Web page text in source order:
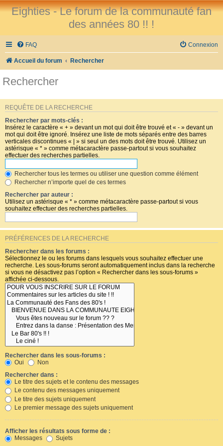
Eighties - Le forum de la communauté fan
des années 80 !! !
FAQ Connexion
Accueil du forum Rechercher
Rechercher
REQUÊTE DE LA RECHERCHE
Rechercher par mots-clés :
Insérez le caractère « + » devant un mot qui doit être trouvé et « - » devant un
mot qui doit être ignoré. Insérez une liste de mots séparés entre des barres
verticales discontinues « | » si seul un des mots doit être trouvé. Utilisez un
astérisque « * » comme métacaractère passe-partout si vous souhaitez
effectuer des recherches partielles.
Rechercher tous les termes ou utiliser une question comme élément
Rechercher n’importe quel de ces termes
Rechercher par auteur :
Utilisez un astérisque « * » comme métacaractère passe-partout si vous
souhaitez effectuer des recherches partielles.
PRÉFÉRENCES DE LA RECHERCHE
Rechercher dans les forums :
Sélectionnez le ou les forums dans lesquels vous souhaitez effectuer une
recherche. Les sous-forums seront automatiquement inclus dans la recherche
si vous ne désactivez pas l’option « Rechercher dans les sous-forums »
affichée ci-dessous.
Rechercher dans les sous-forums :
Oui
Non
Rechercher dans :
Le titre des sujets et le contenu des messages
Le contenu des messages uniquement
Le titre des sujets uniquement
Le premier message des sujets uniquement
Afficher les résultats sous forme de :
Messages
Sujets